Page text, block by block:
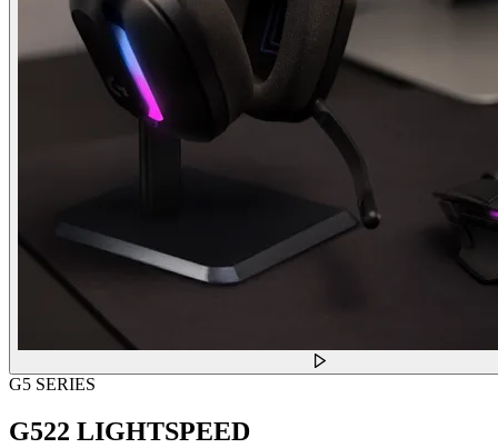
G5 SERIES
G522 LIGHTSPEED